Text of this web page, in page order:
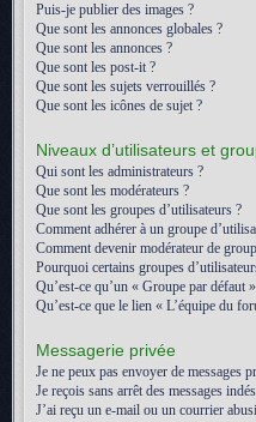
Puis-je publier des images ?
Que sont les annonces globales ?
Que sont les annonces ?
Que sont les post-it ?
Que sont les sujets verrouillés ?
Que sont les icônes de sujet ?
Niveaux d’utilisateurs et
Qui sont les administrateurs ?
Que sont les modérateurs ?
Que sont les groupes d’utilisateurs ?
Comment adhérer à un groupe
Comment devenir modérateur de
Pourquoi certains groupes
Qu’est-ce qu’un « Groupe par défaut
Qu’est-ce que le lien « L’équipe du
Messagerie privée
Je ne peux pas envoyer de messages
Je reçois sans arrêt des messages
J’ai reçu un e-mail ou un courrier